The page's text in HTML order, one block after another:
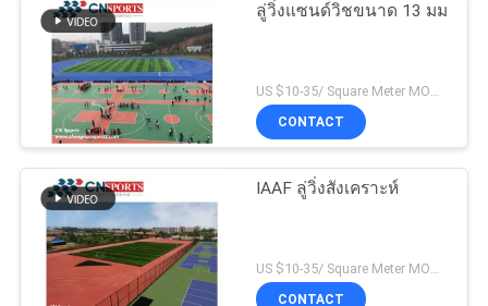
ลู่วิ่งแซนด์วิชขนาด 13 มม
CONTACT
IAAF ลู่วิ่งสังเคราะห์
CONTACT